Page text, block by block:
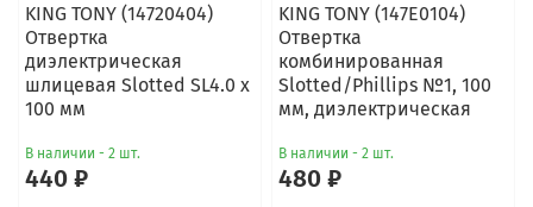
KING TONY (14720404)
Отвертка
диэлектрическая
шлицевая Slotted SL4.0 x
100 мм
В наличии - 2 шт.
440 ₽
KING TONY (147E0104)
Отвертка
комбинированная
Slotted/Phillips №1, 100
мм, диэлектрическая
В наличии - 2 шт.
480 ₽